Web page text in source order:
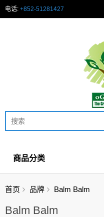
电话: +852-51281427
商品分类
首页 品牌 Balm Balm
Balm Balm